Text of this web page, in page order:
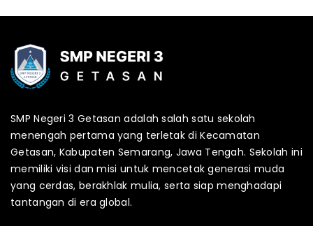
SMP Negeri 3 Getasan adalah salah satu sekolah
menengah pertama yang terletak di Kecamatan
Getasan, Kabupaten Semarang, Jawa Tengah. Sekolah ini
memiliki visi dan misi untuk mencetak generasi muda
yang cerdas, berakhlak mulia, serta siap menghadapi
tantangan di era global.